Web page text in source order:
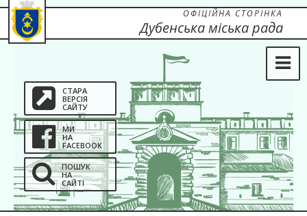
СТАРА
ВЕРСІЯ
САЙТУ
МИ
НА
FACEBOOK
ПОШУК
НА
САЙТІ
ОФІЦІЙНА СТОРІНКА
Дубенська міська рада